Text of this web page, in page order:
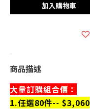
加入購物車
商品描述
大量訂購組合價：
1.任選80件-- $3,060